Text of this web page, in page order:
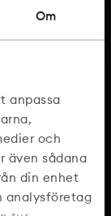
Om
anpassa
och
även sådana
din enhet
analysföretag
fram
och
Det
vid